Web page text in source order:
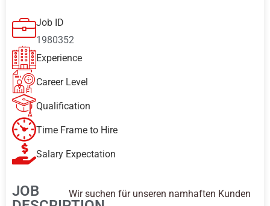
Job ID
1980352
Experience
Career Level
Qualification
Time Frame to Hire
Salary Expectation
JOB
Wir suchen für unseren namhaften Kunden